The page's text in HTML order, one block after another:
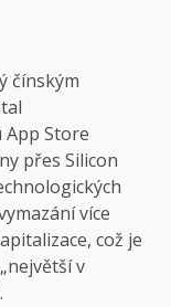
čínským
App Store
přes Silicon
více
což je
v